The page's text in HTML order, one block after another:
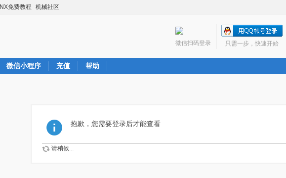
NX免费教程 机械社区
只需一步，快速开始
微信扫码登录
微信小程序 充值 帮助
抱歉，您需要登录后才能查看
请稍候...